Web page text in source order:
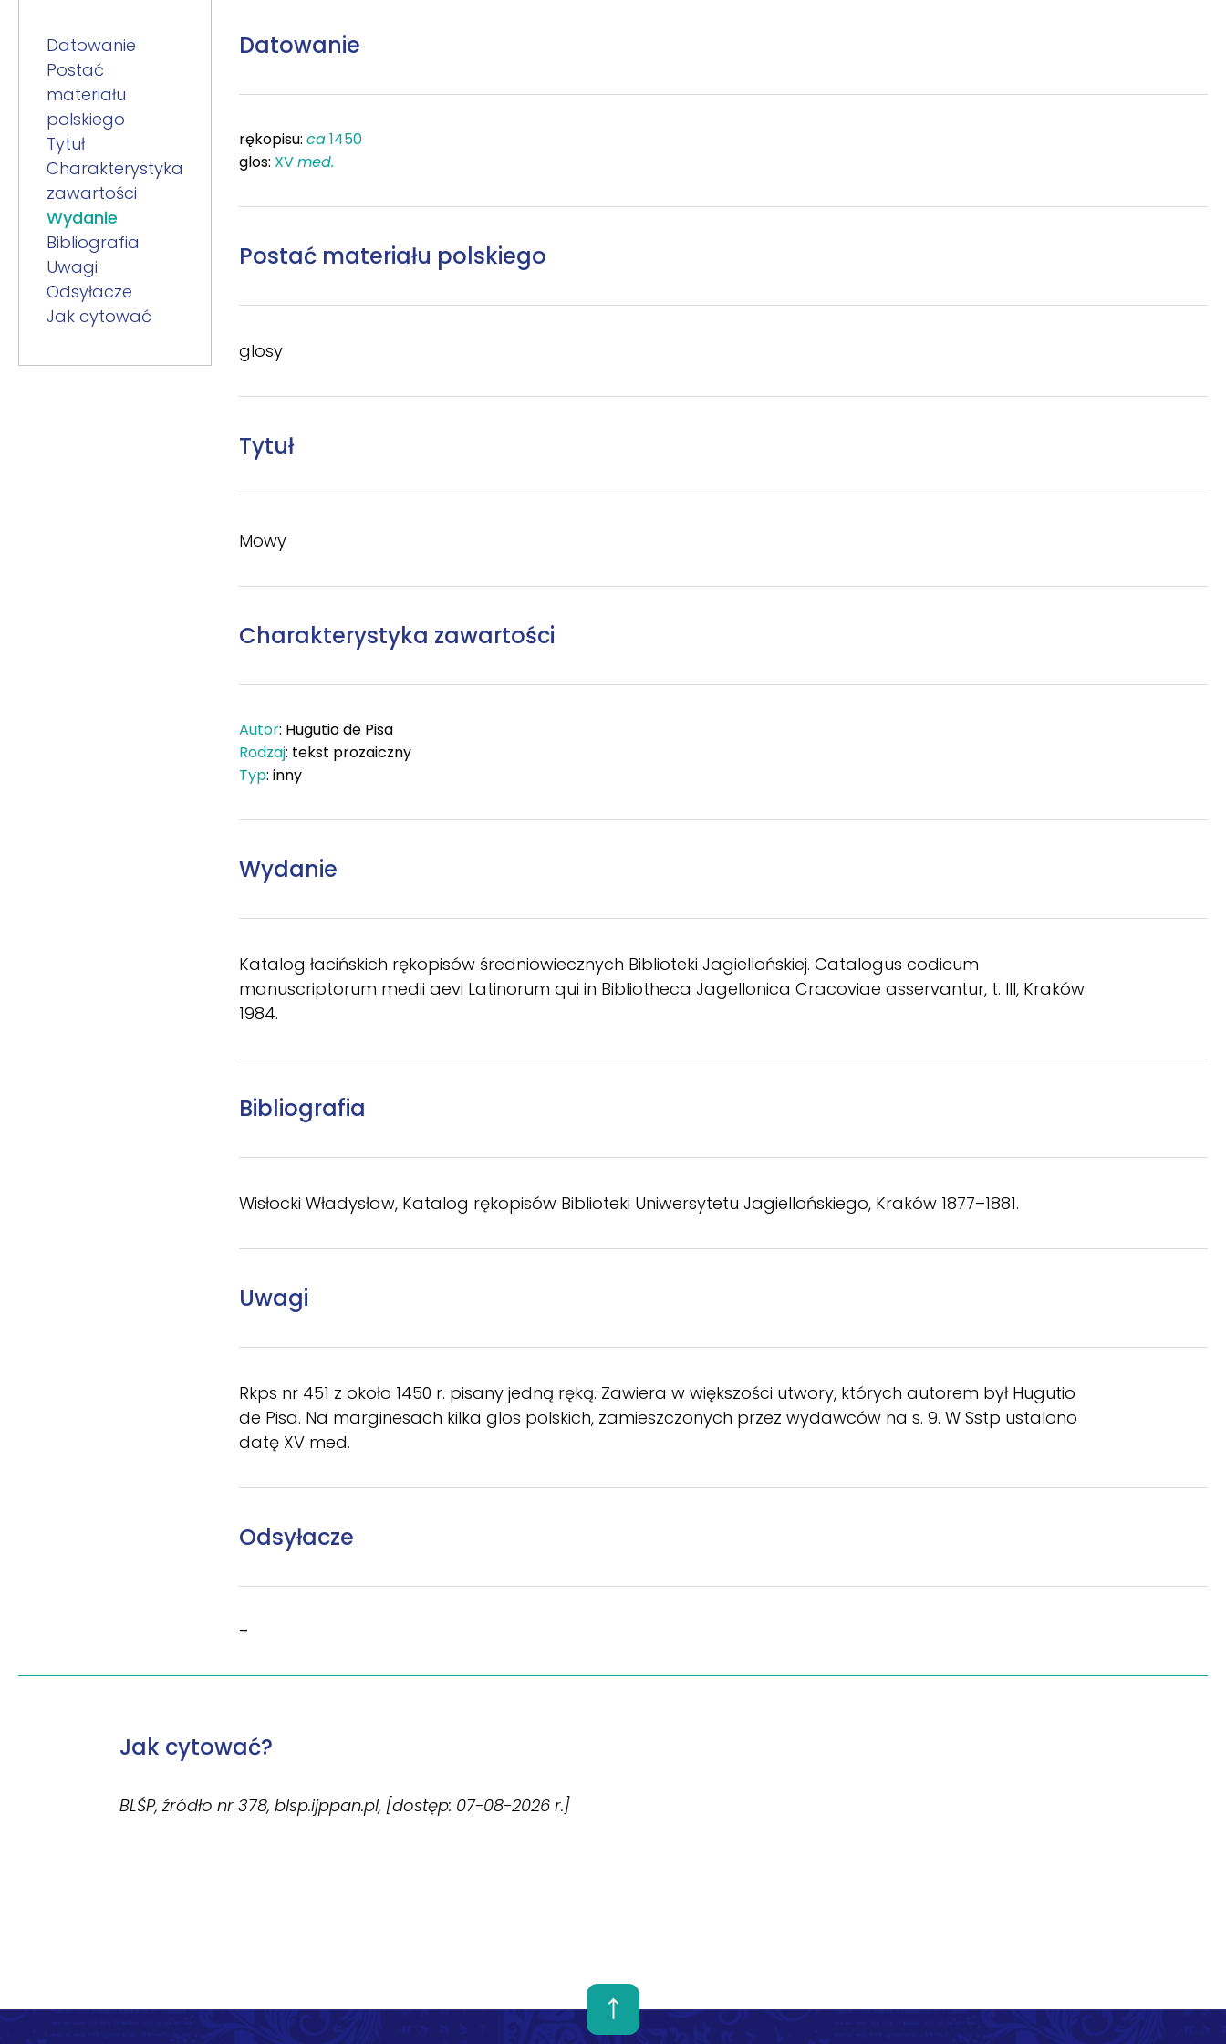
Datowanie
Postać
materiału
polskiego
Tytuł
Charakterystyka
zawartości
Wydanie
Bibliografia
Uwagi
Odsyłacze
Jak cytować
Datowanie
rękopisu: ca1450
glos: XVmed.
Postać materiału polskiego
glosy
Tytuł
Mowy
Charakterystyka zawartości
Autor: Hugutio de Pisa
Rodzaj: tekst prozaiczny
Typ: inny
Wydanie
Katalog łacińskich rękopisów średniowiecznych Biblioteki Jagiellońskiej. Catalogus codicum
manuscriptorum medii aevi Latinorum qui in Bibliotheca Jagellonica Cracoviae asservantur, t. III, Kraków
1984.
Bibliografia
Wisłocki Władysław, Katalog rękopisów Biblioteki Uniwersytetu Jagiellońskiego, Kraków 1877–1881.
Uwagi
Rkps nr 451 z około 1450 r. pisany jedną ręką. Zawiera w większości utwory, których autorem był Hugutio
de Pisa. Na marginesach kilka glos polskich, zamieszczonych przez wydawców na s. 9. W Sstp ustalono
datę XV med.
Odsyłacze
–
Jak cytować?
BLŚP, źródło nr 378, blsp.ijppan.pl, [dostęp: 07-08-2026 r.]